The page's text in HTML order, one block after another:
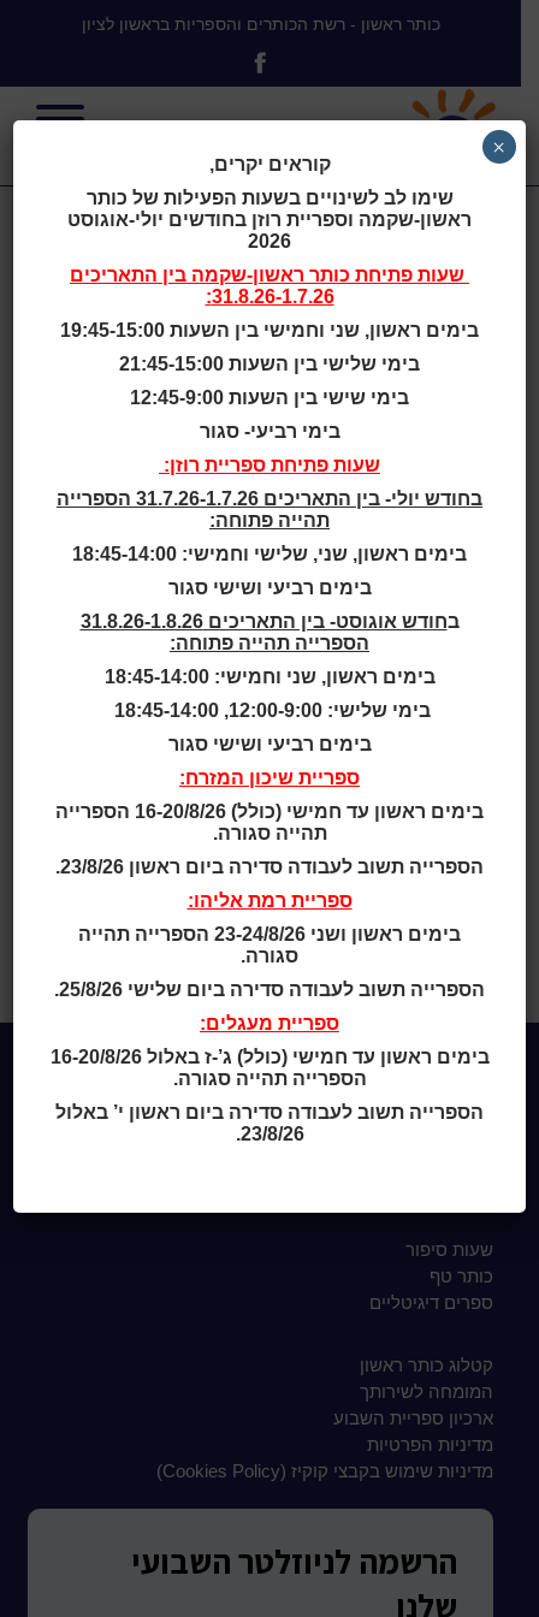
כותר ראשון - רשת הכותרים והספריות בראשון לציון
כותר
ראשון-שקמה:
שינויים בשעות
הפתיחה
בחודשים
יולי-אוגוסט
2026
בימי שלישי בין השעות 21:45-15:00
בימי רביעי- סגור
Home
שעות סיפור
כותר טף
ספרים דיגיטליים
קטלוג כותר ראשון
המומחה לשירותך
ארכיון ספריית השבוע
מדיניות הפרטיות
מדיניות שימוש בקבצי קוקיז (Cookies Policy)
קוראים יקרים,
שימו לב לשינויים בשעות הפעילות של כותר
ראשון-שקמה וספריית רוזן בחודשים יולי-אוגוסט
2026
שעות פתיחת כותר ראשון-שקמה בין התאריכים
31.8.26-1.7.26:
בימים ראשון, שני וחמישי בין השעות 19:45-15:00
בימי שלישי בין השעות 21:45-15:00
בימי שישי בין השעות 12:45-9:00
בימי רביעי- סגור
שעות פתיחת ספריית רוזן:
בחודש יולי- בין התאריכים 31.7.26-1.7.26 הספרייה
תהייה פתוחה:
בימים ראשון, שני, שלישי וחמישי: 18:45-14:00
בימים רביעי ושישי סגור
ב
חודש אוגוסט- בין התאריכים 31.8.26-1.8.26
הספרייה תהייה פתוחה:
בימים ראשון, שני וחמישי: 18:45-14:00
בימי שלישי: 12:00-9:00, 18:45-14:00
בימים רביעי ושישי סגור
ספריית שיכון המזרח:
בימים ראשון עד חמישי (כולל) 16-20/8/26 הספרייה
תהייה סגורה.
הספרייה תשוב לעבודה סדירה ביום ראשון 23/8/26.
ספריית רמת אליהו:
בימים ראשון ושני 23-24/8/26 הספרייה תהייה
סגורה.
הספרייה תשוב לעבודה סדירה ביום שלישי 25/8/26.
ספריית מעגלים:
בימים ראשון עד חמישי (כולל) ג’-ז באלול 16-20/8/26
הספרייה תהייה סגורה.
הספרייה תשוב לעבודה סדירה ביום ראשון י’ באלול
23/8/26.
×